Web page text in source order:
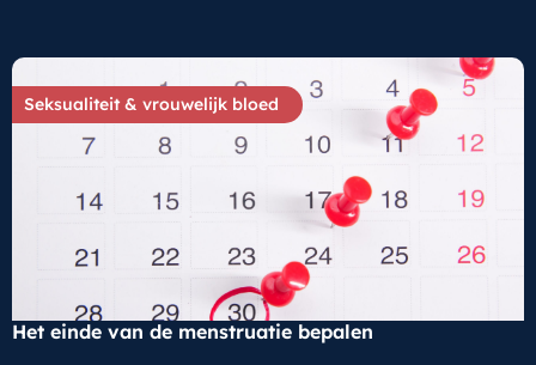
Seksualiteit & vrouwelijk bloed
Het einde van de menstruatie bepalen